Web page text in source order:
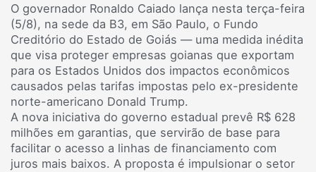
O governador Ronaldo Caiado lança nesta terça-feira
(5/8), na sede da B3, em São Paulo, o Fundo
Creditório do Estado de Goiás — uma medida inédita
que visa proteger empresas goianas que exportam
para os Estados Unidos dos impactos econômicos
causados pelas tarifas impostas pelo ex-presidente
norte-americano Donald Trump.
A nova iniciativa do governo estadual prevê R$ 628
milhões em garantias, que servirão de base para
facilitar o acesso a linhas de financiamento com
juros mais baixos. A proposta é impulsionar o setor